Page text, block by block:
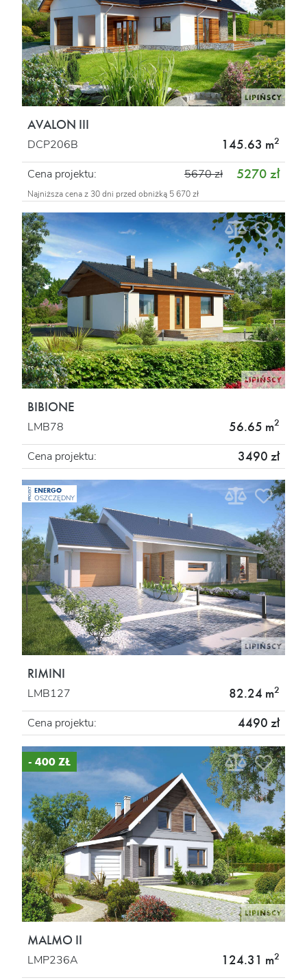
AVALON III
DCP206B 145.63 m2
Cena projektu: 5270 zł
5670 zł
Najniższa cena z 30 dni przed obniżką 5 670 zł
BIBIONE
LMB78 56.65 m2
Cena projektu: 3490 zł
PROJEKT ENERGO
OSZCZĘDNY
RIMINI
LMB127 82.24 m2
Cena projektu: 4490 zł
- 400 ZŁ
MALMO II
LMP236A 124.31 m2